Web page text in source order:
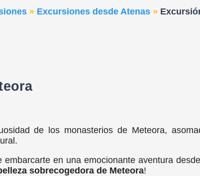
» Excursiones desde Atenas »
de los monasterios de Meteora,
embarcarte en una emocionante aventura
sobrecogedora de Meteora!